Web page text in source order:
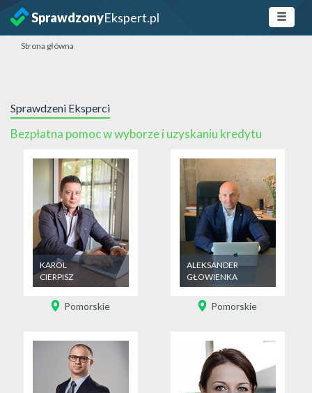
SprawdzonyEkspert.pl
Strona główna
Sprawdzeni Eksperci
Bezpłatna pomoc w wyborze i uzyskaniu kredytu
KAROL
CIERPISZ
Pomorskie
ALEKSANDER
GŁOWIENKA
Pomorskie